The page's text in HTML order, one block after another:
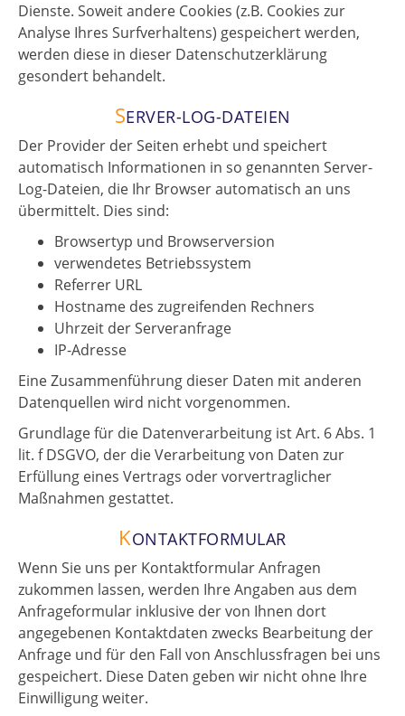
Dienste. Soweit andere Cookies (z.B. Cookies zur
Analyse Ihres Surfverhaltens) gespeichert werden,
werden diese in dieser Datenschutzerklärung
gesondert behandelt.
SERVER-LOG-DATEIEN
Der Provider der Seiten erhebt und speichert
automatisch Informationen in so genannten Server-
Log-Dateien, die Ihr Browser automatisch an uns
übermittelt. Dies sind:
Browsertyp und Browserversion
verwendetes Betriebssystem
Referrer URL
Hostname des zugreifenden Rechners
Uhrzeit der Serveranfrage
IP-Adresse
Eine Zusammenführung dieser Daten mit anderen
Datenquellen wird nicht vorgenommen.
Grundlage für die Datenverarbeitung ist Art. 6 Abs. 1
lit. f DSGVO, der die Verarbeitung von Daten zur
Erfüllung eines Vertrags oder vorvertraglicher
Maßnahmen gestattet.
KONTAKTFORMULAR
Wenn Sie uns per Kontaktformular Anfragen
zukommen lassen, werden Ihre Angaben aus dem
Anfrageformular inklusive der von Ihnen dort
angegebenen Kontaktdaten zwecks Bearbeitung der
Anfrage und für den Fall von Anschlussfragen bei uns
gespeichert. Diese Daten geben wir nicht ohne Ihre
Einwilligung weiter.